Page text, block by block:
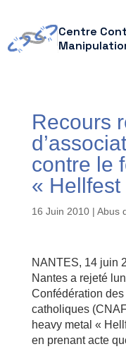
Centre
Recours
contre le
« Hellfest
16 Juin 2010| Abus
NANTES, 14 juin
Nantes a rejeté
Confédération
catholiques
heavy metal «
en prenant acte